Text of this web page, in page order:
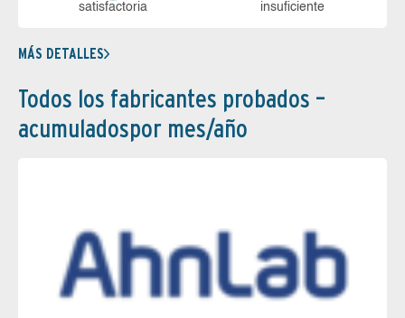
sa­tis­fac­to­ria in­su­fi­cien­te
MÁS DETALLES
Todos los fabricantes probados –
acumuladospor mes/año